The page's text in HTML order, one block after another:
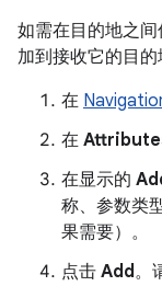
如需在目的地之
加到接收它的目的
在
在
在显示的
称、参数类
果需要）。
点击 Add。